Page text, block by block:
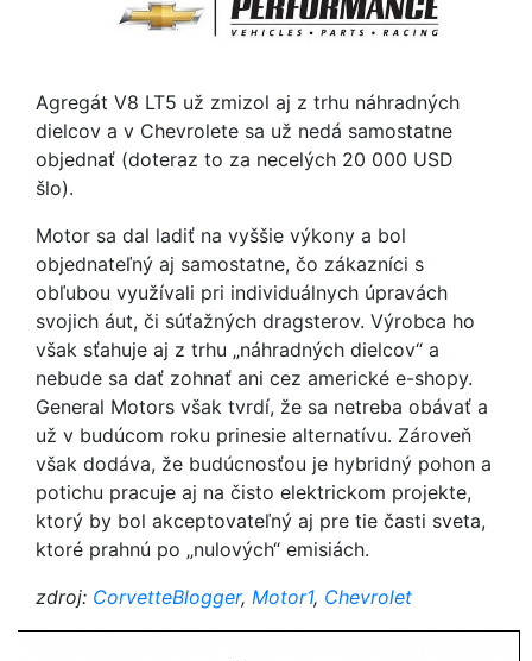
Agregát V8 LT5 už zmizol aj z trhu náhradných
dielcov a v Chevrolete sa už nedá samostatne
objednať (doteraz to za necelých 20 000 USD
šlo).
Motor sa dal ladiť na vyššie výkony a bol
objednateľný aj samostatne, čo zákazníci s
obľubou využívali pri individuálnych úpravách
svojich áut, či súťažných dragsterov. Výrobca ho
však sťahuje aj z trhu „náhradných dielcov“ a
nebude sa dať zohnať ani cez americké e-shopy.
General Motors však tvrdí, že sa netreba obávať a
už v budúcom roku prinesie alternatívu. Zároveň
však dodáva, že budúcnosťou je hybridný pohon a
potichu pracuje aj na čisto elektrickom projekte,
ktorý by bol akceptovateľný aj pre tie časti sveta,
ktoré prahnú po „nulových“ emisiách.
zdroj: CorvetteBlogger, Motor1, Chevrolet